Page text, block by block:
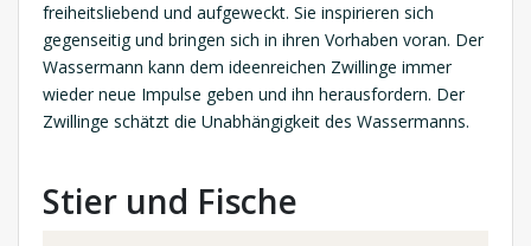
freiheitsliebend und aufgeweckt. Sie inspirieren sich
gegenseitig und bringen sich in ihren Vorhaben voran. Der
Wassermann kann dem ideenreichen Zwillinge immer
wieder neue Impulse geben und ihn herausfordern. Der
Zwillinge schätzt die Unabhängigkeit des Wassermanns.
Stier und Fische